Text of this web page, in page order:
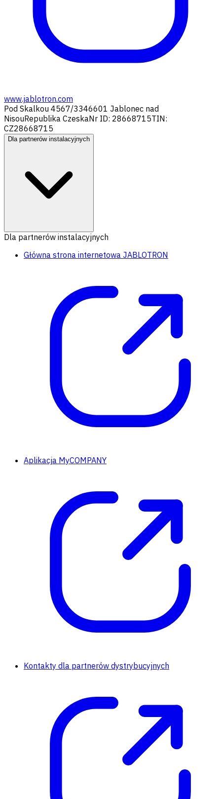
www.jablotron.com
Pod Skalkou 4567/3346601 Jablonec nad
NisouRepublika CzeskaNr ID: 28668715TIN:
CZ28668715
Dla partnerów instalacyjnych
Dla partnerów instalacyjnych
Główna strona internetowa JABLOTRON
Aplikacja MyCOMPANY
Kontakty dla partnerów dystrybucyjnych